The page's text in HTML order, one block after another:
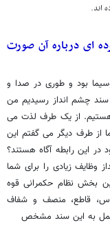
اند.
ای درباره آن صورت
بود و طوری در صدا و
سند چشم انداز رسیدیم من
از یک طرف لذت می
از طرف دیگر می گفتم این
این رابطه آگاه هستند؟
زیادی را برای شما
بخش نظام حکمرانی قوه
قاطع، منصف و شفاف
عمل به این سند مشخص